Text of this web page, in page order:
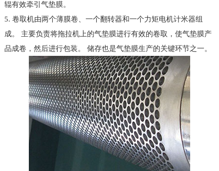
辊有效牵引气垫膜。
5. 卷取机由两个薄膜卷、一个翻转器和一个力矩电机计米器组
成。 主要负责将拖拉机上的气垫膜进行有效的卷取，使气垫膜产
品成卷，然后进行包装。 储存也是气垫膜生产的关键环节之一。